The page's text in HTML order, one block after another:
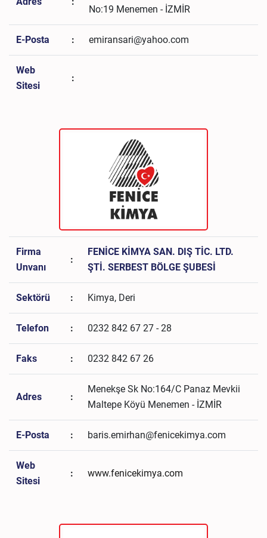
No:19 Menemen - İZMİR
E-Posta : emiransari@yahoo.com
Web
Sitesi
:
Firma
Unvanı
:
FENİCE KİMYA SAN. DIŞ TİC. LTD.
ŞTİ. SERBEST BÖLGE ŞUBESİ
Sektörü : Kimya, Deri
Telefon : 0232 842 67 27 - 28
Faks : 0232 842 67 26
Adres :
Menekşe Sk No:164/C Panaz Mevkii
Maltepe Köyü Menemen - İZMİR
E-Posta : baris.emirhan@fenicekimya.com
Web
Sitesi
: www.fenicekimya.com